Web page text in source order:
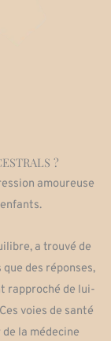
?
amoureuse
a trouvé de
des réponses,
rapproché de lui-
voies de santé
la médecine